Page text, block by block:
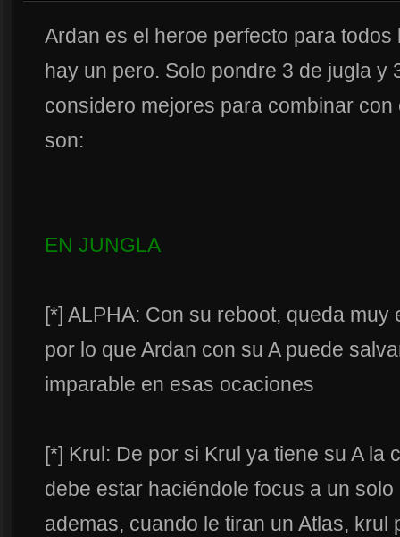
Ardan es el heroe perfecto para
hay un pero. Solo pondre 3 de jugla y
considero mejores para combinar
son:
EN JUNGLA
[*] ALPHA: Con su reboot, queda
por lo que Ardan con su A puede
imparable en esas ocaciones
[*] Krul: De por si Krul ya tiene su A la
debe estar haciéndole focus a un
ademas, cuando le tiran un Atlas, krul